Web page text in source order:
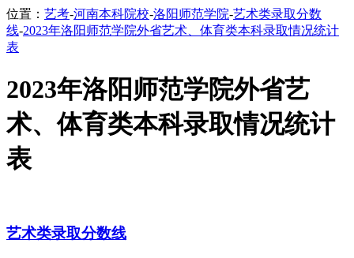
位置： 艺考-河南本科院校-洛阳师范学院-艺术类录取分数
线-2023年洛阳师范学院外省艺术、体育类本科录取情况统计
表
2023年洛阳师范学院外省艺
术、体育类本科录取情况统计
表
艺术类录取分数线